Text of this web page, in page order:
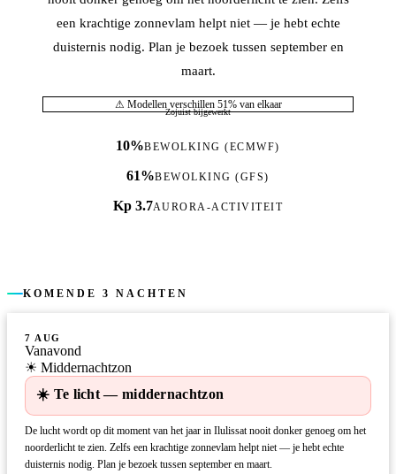
een krachtige zonnevlam helpt niet — je hebt echte
duisternis nodig. Plan je bezoek tussen september en
maart.
⚠ Modellen verschillen 51% van elkaar
Zojuist bijgewerkt
10%BEWOLKING (ECMWF)
61%BEWOLKING (GFS)
Kp 3.7AURORA-ACTIVITEIT
KOMENDE 3 NACHTEN
7 AUG
Vanavond
☀ Middernachtzon
☀️ Te licht — middernachtzon
De lucht wordt op dit moment van het jaar in Ilulissat nooit donker genoeg om het
noorderlicht te zien. Zelfs een krachtige zonnevlam helpt niet — je hebt echte
duisternis nodig. Plan je bezoek tussen september en maart.